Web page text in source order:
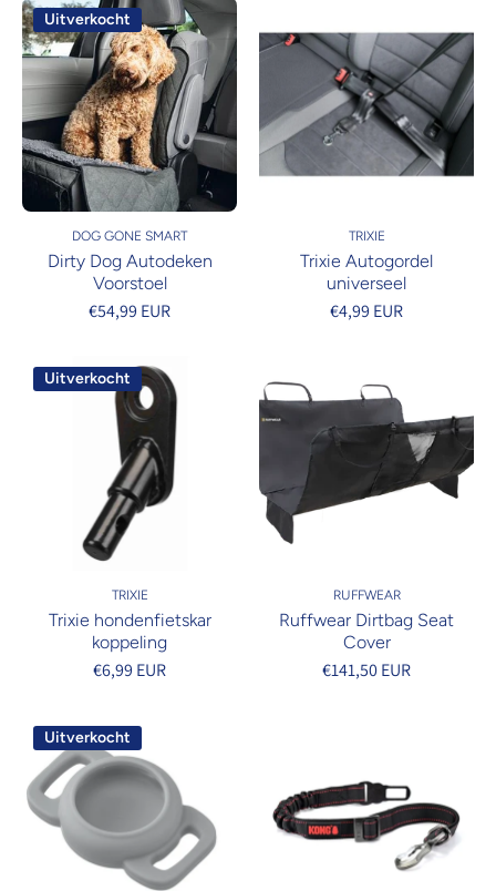
Uitverkocht
DOG GONE SMART
Dirty Dog Autodeken
Voorstoel
€54,99 EUR
TRIXIE
Trixie Autogordel
universeel
€4,99 EUR
Uitverkocht
TRIXIE
Trixie hondenfietskar
koppeling
€6,99 EUR
RUFFWEAR
Ruffwear Dirtbag Seat
Cover
€141,50 EUR
Uitverkocht